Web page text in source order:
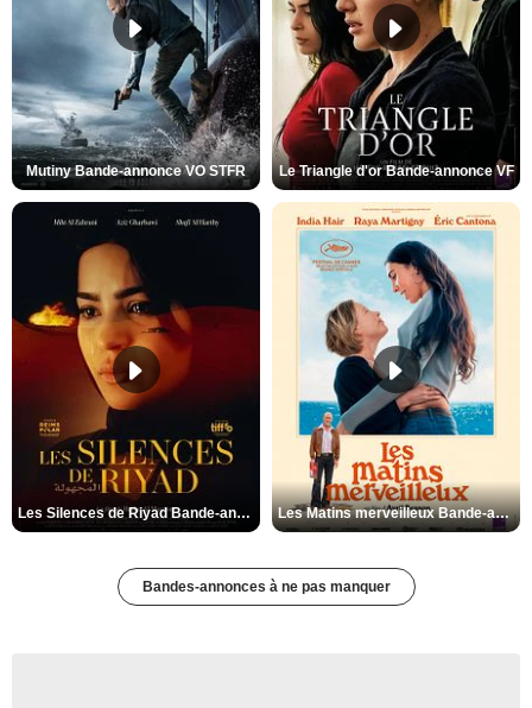
Mutiny Bande-annonce VO STFR Le Triangle d'or Bande-annonce VF
Les Silences de Riyad Bande-annonce VO STFR Les Matins merveilleux Bande-annonce VF
Bandes-annonces à ne pas manquer